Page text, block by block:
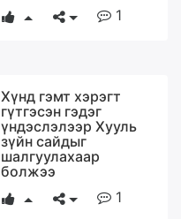
1
Хүнд гэмт хэрэгт
гүтгэсэн гэдэг
үндэслэлээр Хууль
зүйн сайдыг
шалгуулахаар
болжээ
1